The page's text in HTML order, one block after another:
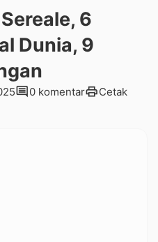
6
Dunia, 9
comment0 komentarprintCetak